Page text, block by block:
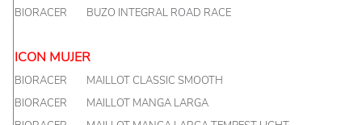
BIORACER
BUZO INTEGRAL ROAD RACE
ICON MUJER
BIORACER
MAILLOT CLASSIC SMOOTH
BIORACER
MAILLOT MANGA LARGA